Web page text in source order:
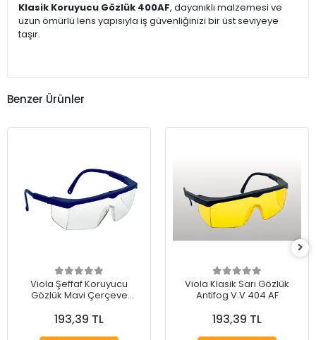
Klasik Koruyucu Gözlük 400AF, dayanıklı malzemesi ve
uzun ömürlü lens yapısıyla iş güvenliğinizi bir üst seviyeye
taşır.
Benzer Ürünler
Viola Şeffaf Koruyucu
Gözlük Mavi Çerçeve
193,39 TL
Viola Klasik Sarı Gözlük
Antifog V.V 404 AF
193,39 TL